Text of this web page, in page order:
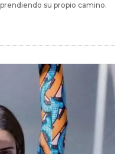
su propio camino.